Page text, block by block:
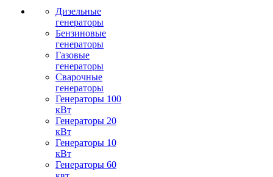
Дизельные
генераторы
Бензиновые
генераторы
Газовые
генераторы
Сварочные
генераторы
Генераторы 100
кВт
Генераторы 20
кВт
Генераторы 10
кВт
Генераторы 60